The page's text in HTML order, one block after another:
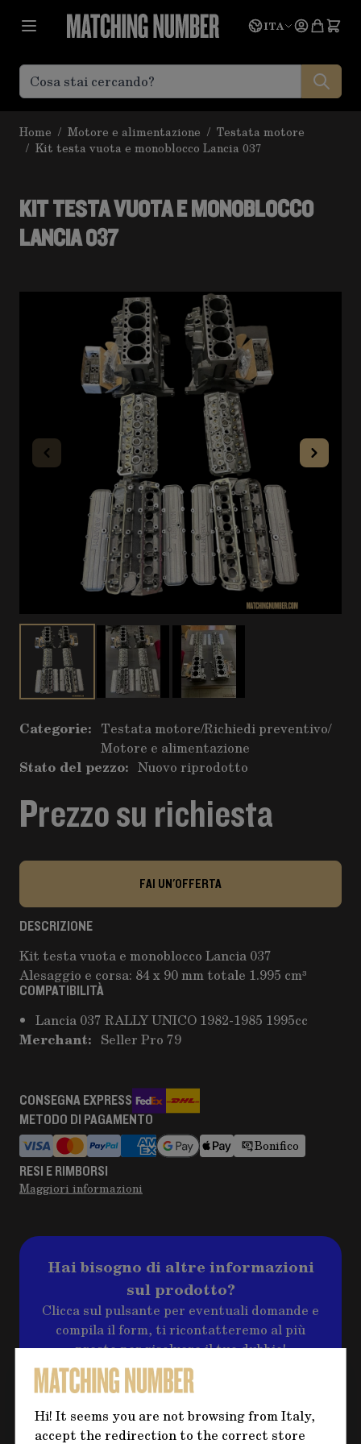
Hi! It seems you are not browsing from Italy,
accept the redirection to the correct store
Lingua
ITA
Home / Motore e alimentazione / Testata motore
/ Kit testa vuota e monoblocco Lancia 037
KIT TESTA VUOTA E MONOBLOCCO
LANCIA 037
Categorie: Testata motore/Richiedi preventivo/
Motore e alimentazione
Stato del pezzo: Nuovo riprodotto
Prezzo su richiesta
FAI UN'OFFERTA
DESCRIZIONE
Kit testa vuota e monoblocco Lancia 037
Alesaggio e corsa: 84 x 90 mm totale 1.995 cm³
COMPATIBILITÀ
Lancia 037 RALLY UNICO 1982-1985 1995cc
Merchant: Seller Pro 79
CONSEGNA EXPRESS
METODO DI PAGAMENTO
Bonifico
RESI E RIMBORSI
Maggiori informazioni
Hai bisogno di altre informazioni
sul prodotto?
Clicca sul pulsante per eventuali domande e
compila il form, ti ricontatteremo al più
presto per risolvere il tuo dubbio!
CONTATTACI